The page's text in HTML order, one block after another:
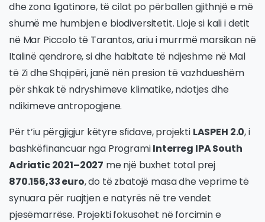
dhe zona ligatinore, të cilat po përballen gjithnjë e më
shumë me humbjen e biodiversitetit. Lloje si kali i detit
në Mar Piccolo të Tarantos, ariu i murrmë marsikan në
Italinë qendrore, si dhe habitate të ndjeshme në Mal
të Zi dhe Shqipëri, janë nën presion të vazhdueshëm
për shkak të ndryshimeve klimatike, ndotjes dhe
ndikimeve antropogjene.
Për t’iu përgjigjur këtyre sfidave, projekti LASPEH 2.0, i
bashkëfinancuar nga ProgramiInterreg IPA South
Adriatic 2021–2027 me një buxhet total prej
870.156,33 euro, do të zbatojë masa dhe veprime të
synuara për ruajtjen e natyrës në tre vendet
pjesëmarrëse. Projekti fokusohet në forcimin e